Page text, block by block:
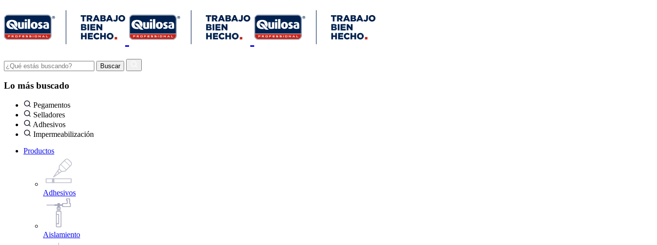
Lo más buscado
Pegamentos
Selladores
Adhesivos
Impermeabilización
Productos
Adhesivos
Aislamiento